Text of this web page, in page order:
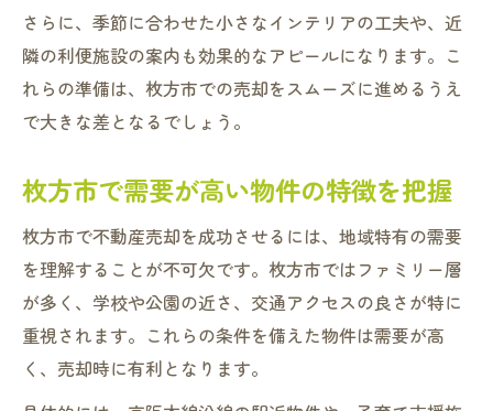
さらに、季節に合わせた小さなインテリアの工夫や、近
隣の利便施設の案内も効果的なアピールになります。こ
れらの準備は、枚方市での売却をスムーズに進めるうえ
で大きな差となるでしょう。
枚方市で需要が高い物件の特徴を把握
枚方市で不動産売却を成功させるには、地域特有の需要
を理解することが不可欠です。枚方市ではファミリー層
が多く、学校や公園の近さ、交通アクセスの良さが特に
重視されます。これらの条件を備えた物件は需要が高
く、売却時に有利となります。